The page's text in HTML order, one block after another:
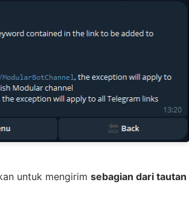
untuk mengirim sebagian dari tautan